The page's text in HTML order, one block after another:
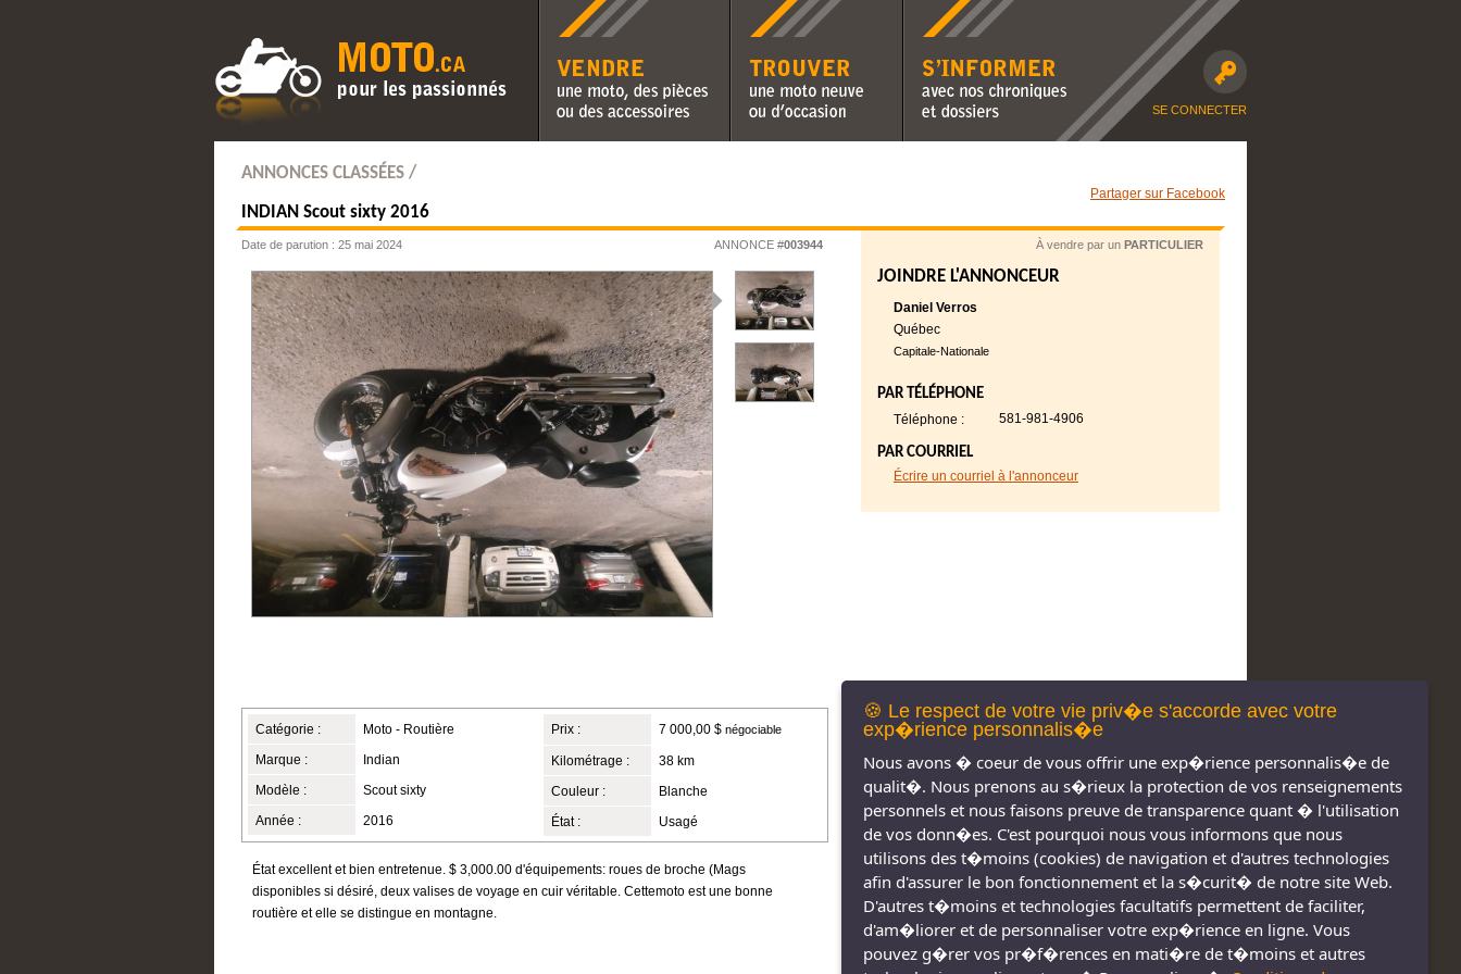
Vendre une moto, des pièces ou
des accessoires
Trouver une moto neuve ou
d'occasion
S'informer avec nos
chroniques moto et dossiers
SE CONNECTER
ANNONCES CLASSÉES /
Partager sur Facebook
INDIAN Scout sixty 2016
Date de parution : 25 mai 2024 ANNONCE #003944
Catégorie : Moto - Routière
Marque : Indian
Modèle : Scout sixty
Année : 2016
Prix : 7 000,00 $ négociable
Kilométrage : 38 km
Couleur : Blanche
État : Usagé
État excellent et bien entretenue. $ 3,000.00 d'équipements: roues de broche (Mags
disponibles si désiré, deux valises de voyage en cuir véritable. Cettemoto est une bonne
routière et elle se distingue en montagne.
À vendre par un PARTICULIER
JOINDRE L'ANNONCEUR
Daniel Verros
Québec
Capitale-Nationale
PAR TÉLÉPHONE
Téléphone : 581-981-4906
PAR COURRIEL
Écrire un courriel à l'annonceur
🍪 Le respect de votre vie priv�e s'accorde avec votre
exp�rience personnalis�e
Nous avons � coeur de vous offrir une exp�rience personnalis�e de
qualit�. Nous prenons au s�rieux la protection de vos renseignements
personnels et nous faisons preuve de transparence quant � l'utilisation
de vos donn�es. C'est pourquoi nous vous informons que nous
utilisons des t�moins (cookies) de navigation et d'autres technologies
afin d'assurer le bon fonctionnement et la s�curit� de notre site Web.
D'autres t�moins et technologies facultatifs permettent de faciliter,
d'am�liorer et de personnaliser votre exp�rience en ligne. Vous
pouvez g�rer vos pr�f�rences en mati�re de t�moins et autres